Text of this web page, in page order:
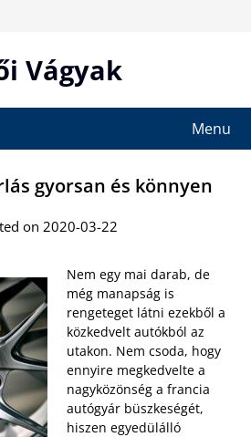
Vágyak
Menu
gyorsan és könnyen
on 2020-03-22
Nem egy mai darab, de
még manapság is
rengeteget látni ezekből a
közkedvelt autókból az
utakon. Nem csoda, hogy
ennyire megkedvelte a
nagyközönség a francia
autógyár büszkeségét,
hiszen egyedülálló